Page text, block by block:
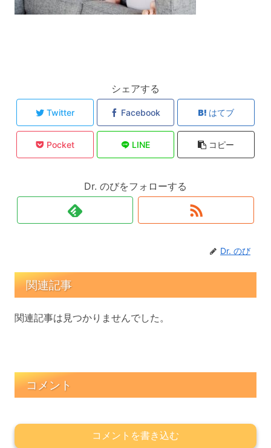
シェアする
Twitter Facebook はてブ
Pocket LINE コピー
Dr. のびをフォローする
Dr. のび
関連記事
関連記事は見つかりませんでした。
コメント
コメントを書き込む